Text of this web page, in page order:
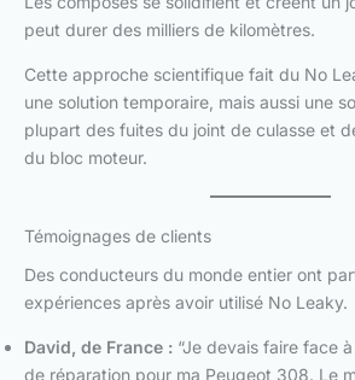
peut durer des milliers de kilomètres.
Cette approche scientifique fait du No
une solution temporaire, mais aussi une
plupart des fuites du joint de culasse et
du bloc moteur.
Témoignages de clients
Des conducteurs du monde entier ont
expériences après avoir utilisé No Leaky.
David, de France : “Je devais faire face
de réparation pour ma Peugeot 308. Le